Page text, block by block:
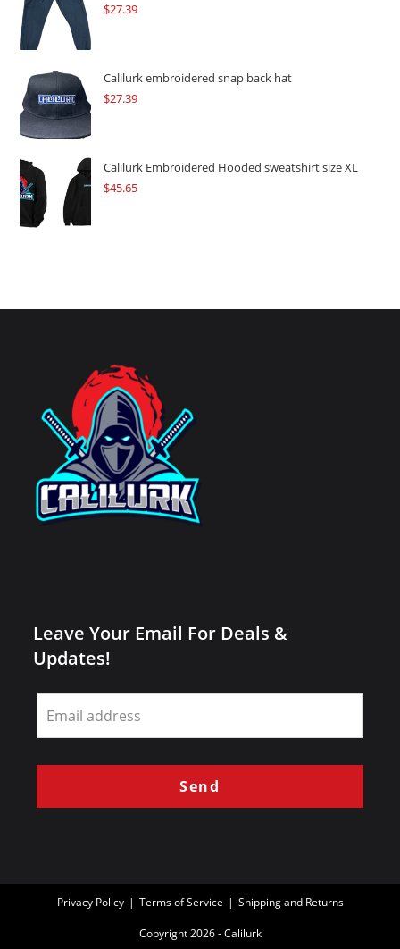
$27.39
Calilurk embroidered snap back hat
$27.39
Calilurk Embroidered Hooded sweatshirt size XL
$45.65
Leave Your Email For Deals &
Updates!
Leave
this
field
blank
Send
Privacy Policy Terms of Service Shipping and Returns
Copyright 2026 - Calilurk